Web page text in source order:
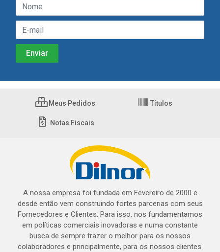
Meus Pedidos Títulos
Notas Fiscais
A nossa empresa foi fundada em Fevereiro de 2000 e
desde então vem construindo fortes parcerias com seus
Fornecedores e Clientes. Para isso, nos fundamentamos
em políticas comerciais inovadoras e numa constante
busca de sempre trazer o melhor para os nossos
colaboradores e principalmente, para os nossos clientes.